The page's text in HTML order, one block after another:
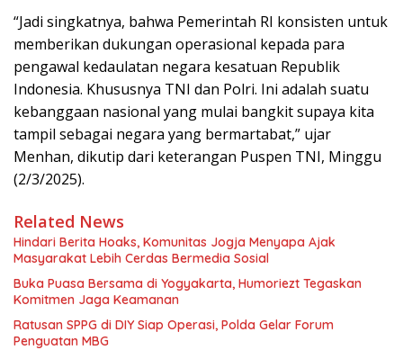
“Jadi singkatnya, bahwa Pemerintah RI konsisten untuk
memberikan dukungan operasional kepada para
pengawal kedaulatan negara kesatuan Republik
Indonesia. Khususnya TNI dan Polri. Ini adalah suatu
kebanggaan nasional yang mulai bangkit supaya kita
tampil sebagai negara yang bermartabat,” ujar
Menhan, dikutip dari keterangan Puspen TNI, Minggu
(2/3/2025).
Related News
Hindari Berita Hoaks, Komunitas Jogja Menyapa Ajak
Masyarakat Lebih Cerdas Bermedia Sosial
Buka Puasa Bersama di Yogyakarta, Humoriezt Tegaskan
Komitmen Jaga Keamanan
Ratusan SPPG di DIY Siap Operasi, Polda Gelar Forum
Penguatan MBG